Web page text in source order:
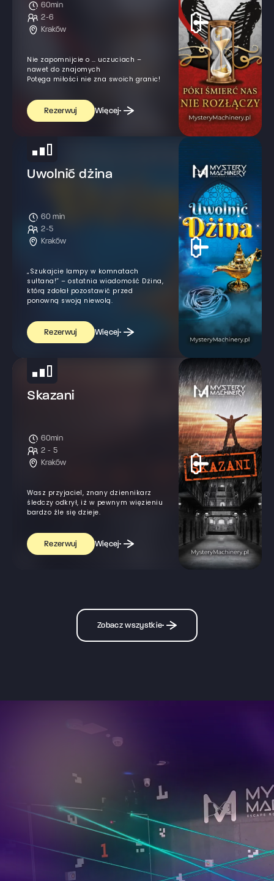
60min
2-6
Kraków
Nie zapomnijcie o … uczuciach –
nawet do znajomych
Potęga miłości nie zna swoich granic!
Rezerwuj Więcej
Uwolnić dżina
60 min
2-5
Kraków
„Szukajcie lampy w komnatach
sułtana!” – ostatnia wiadomość Dżina,
którą zdołał pozostawić przed
ponowną swoją niewolą.
Rezerwuj Więcej
Skazani
60min
2 - 5
Kraków
Wasz przyjaciel, znany dziennikarz
śledczy odkrył, iż w pewnym więzieniu
bardzo źle się dzieje.
Rezerwuj Więcej
Zobacz wszystkie